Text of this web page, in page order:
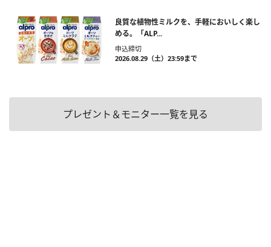
良質な植物性ミルクを、手軽においしく楽し
める。「ALP...
申込締切
2026.08.29（土）23:59まで
プレゼント＆モニター一覧を見る